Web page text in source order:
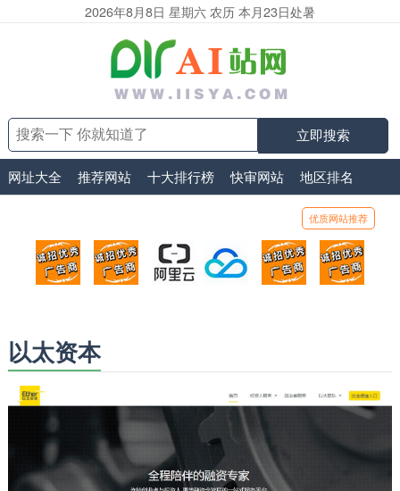
2026年8月8日 星期六 农历 本月23日处暑
立即搜索
网址大全 推荐网站 十大排行榜 快审网站 地区排名
优质网站推荐
顶部广告位1
广告位招商_广告位待售
顶部广告位2
广告位招商_广告位待售
阿里云
打折活动、99元/年
腾讯云
优惠打折，99元/年
顶部广告位5
广告位招商_
以太资本